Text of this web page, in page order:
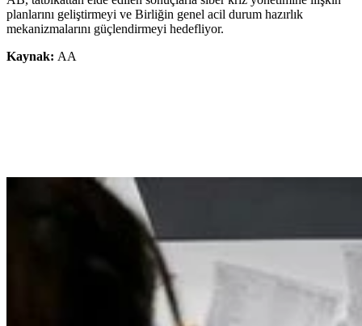
planlarını geliştirmeyi ve Birliğin genel acil durum hazırlık
mekanizmalarını güçlendirmeyi hedefliyor.
Kaynak: AA